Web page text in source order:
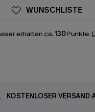
WUNSCHLISTE
erhalten ca. 130Punkte.
KOSTENLOSER VERSAND